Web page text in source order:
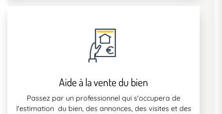
Aide à la vente du bien
Passez par un professionnel qui s'occupera de
l'estimation du bien, des annonces, des visites et des